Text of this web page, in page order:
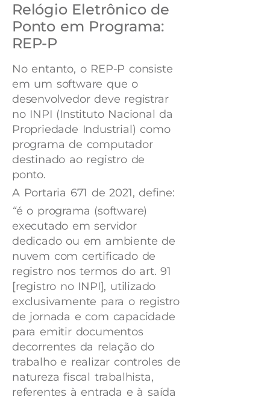
Relógio Eletrônico de
Ponto em Programa:
REP-P
No entanto, o REP-P consiste
em um software que o
desenvolvedor deve registrar
no INPI (Instituto Nacional da
Propriedade Industrial) como
programa de computador
destinado ao registro de
ponto.
A Portaria 671 de 2021, define:
“é o programa (software)
executado em servidor
dedicado ou em ambiente de
nuvem com certificado de
registro nos termos do art. 91
[registro no INPI], utilizado
exclusivamente para o registro
de jornada e com capacidade
para emitir documentos
decorrentes da relação do
trabalho e realizar controles de
natureza fiscal trabalhista,
referentes à entrada e à saída